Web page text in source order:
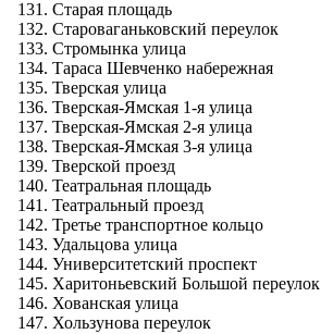
Старая площадь
Староваганьковский переулок
Стромынка улица
Тараса Шевченко набережная
Тверская улица
Тверская-Ямская 1-я улица
Тверская-Ямская 2-я улица
Тверская-Ямская 3-я улица
Тверской проезд
Театральная площадь
Театральный проезд
Третье транспортное кольцо
Удальцова улица
Университетский проспект
Харитоньевский Большой переулок
Хованская улица
Хользунова переулок